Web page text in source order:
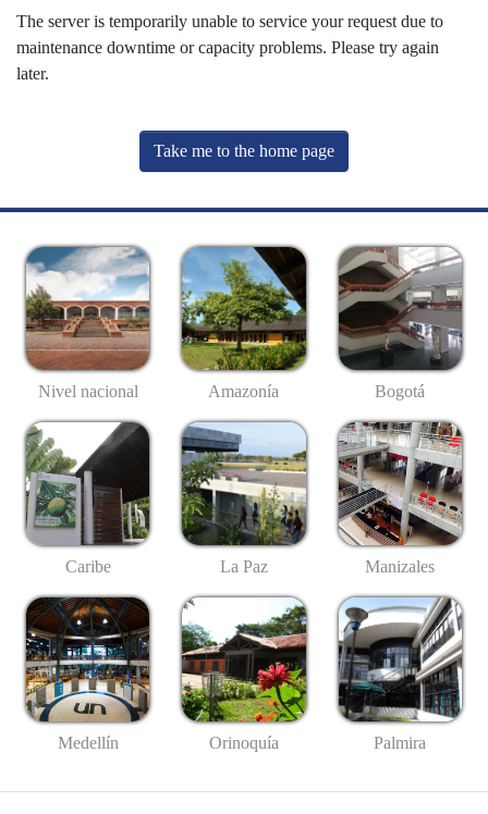
The server is temporarily unable to service your request due to
maintenance downtime or capacity problems. Please try again
later.
Take me to the home page
Nivel nacional Amazonía Bogotá
Caribe La Paz Manizales
Medellín Orinoquía Palmira